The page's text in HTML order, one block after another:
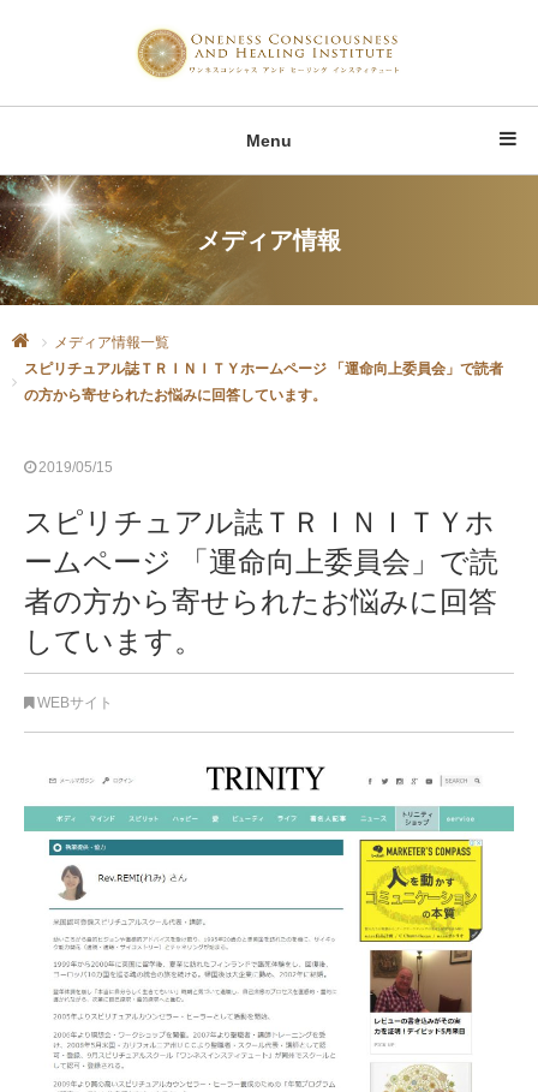
Menu
メディア情報
メディア情報一覧
スピリチュアル誌ＴＲＩＮＩＴＹホームページ 「運命向上委員会」で読者
の方から寄せられたお悩みに回答しています。
2019/05/15
スピリチュアル誌ＴＲＩＮＩＴＹホ
ームページ 「運命向上委員会」で読
者の方から寄せられたお悩みに回答
しています。
WEBサイト